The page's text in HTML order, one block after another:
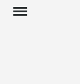
Skip